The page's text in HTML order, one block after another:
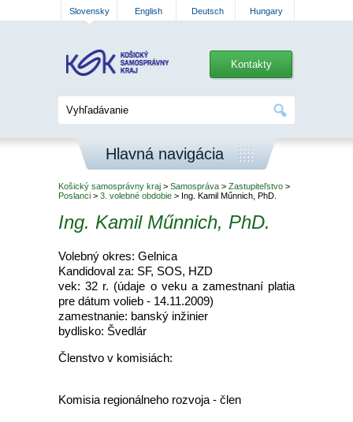
Slovensky English Deutsch Hungary
Kontakty
Hlavná navigácia
Košický samosprávny kraj > Samospráva > Zastupiteľstvo >
Poslanci > 3. volebné obdobie > Ing. Kamil Műnnich, PhD.
Ing. Kamil Műnnich, PhD.
Volebný okres: Gelnica
Kandidoval za: SF, SOS, HZD
vek: 32 r. (údaje o veku a zamestnaní platia
pre dátum volieb - 14.11.2009)
zamestnanie: banský inžinier
bydlisko: Švedlár
Členstvo v komisiách:
Komisia regionálneho rozvoja - člen